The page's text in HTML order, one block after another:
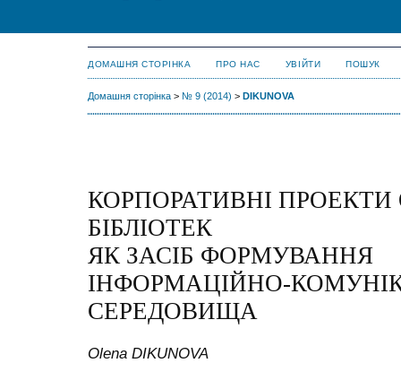
ДОМАШНЯ СТОРІНКА ПРО НАС УВІЙТИ ПОШУК
Домашня сторінка > № 9 (2014) > DIKUNOVA
КОРПОРАТИВНІ
БІБЛІОТЕК
ЯК ЗАСІБ ФОРМУВАННЯ
ІНФОРМАЦІЙНО-
СЕРЕДОВИЩА
Olena DIKUNOVA